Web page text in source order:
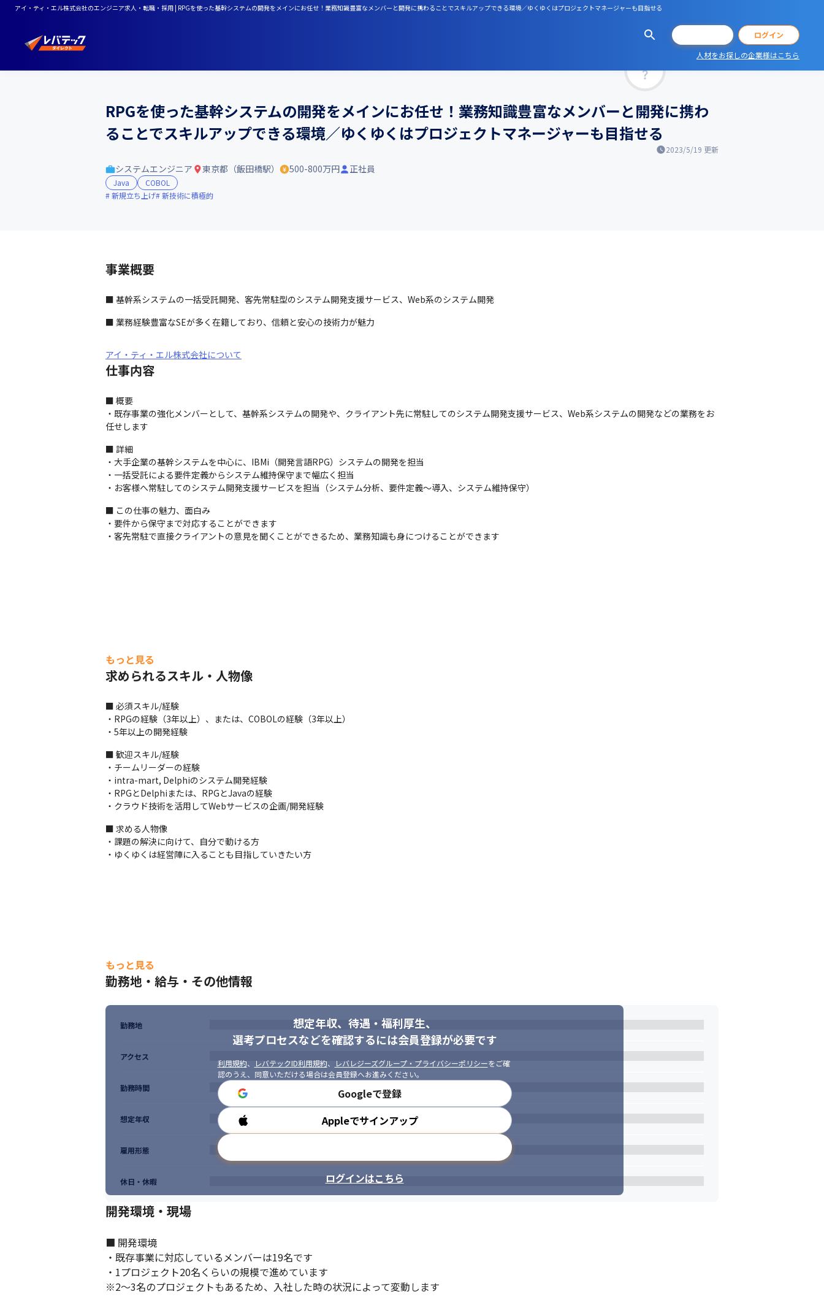
アイ・ティ・エル株式会社のエンジニア求人・転職・採用 | RPGを使った基幹システムの開発をメインにお任せ！業務知識豊富なメンバーと開発に携わることでスキルアップできる環境／ゆくゆくはプロジェクトマネージャーも目指せる
ログイン
人材をお探しの企業様はこちら
RPGを使った基幹システムの開発をメインにお任せ！業務知識豊富なメンバーと開発に携わ
ることでスキルアップできる環境／ゆくゆくはプロジェクトマネージャーも目指せる
2023/5/19 更新
システムエンジニア 東京都（飯田橋駅） 500-800万円 正社員
Java
COBOL
新規立ち上げ 新技術に積極的
事業概要
■ 基幹系システムの一括受託開発、客先常駐型のシステム開発支援サービス、Web系のシステム開発
■ 業務経験豊富なSEが多く在籍しており、信頼と安心の技術力が魅力
アイ・ティ・エル株式会社について
仕事内容
■ 概要
・既存事業の強化メンバーとして、基幹系システムの開発や、クライアント先に常駐してのシステム開発支援サービス、Web系システムの開発などの業務をお
任せします
■ 詳細
・大手企業の基幹システムを中心に、IBMi（開発言語RPG）システムの開発を担当
・⼀括受託による要件定義からシステム維持保守まで幅広く担当
・お客様へ常駐してのシステム開発支援サービスを担当（システム分析、要件定義～導入、システム維持保守）
■ この仕事の魅力、面白み
・要件から保守まで対応することができます
・客先常駐で直接クライアントの意見を聞くことができるため、業務知識も身につけることができます
もっと見る
求められるスキル・人物像
■ 必須スキル/経験
・RPGの経験（3年以上）、または、COBOLの経験（3年以上）
・5年以上の開発経験
■ 歓迎スキル/経験
・チームリーダーの経験
・intra-mart, Delphiのシステム開発経験
・RPGとDelphiまたは、RPGとJavaの経験
・クラウド技術を活用してWebサービスの企画/開発経験
■ 求める人物像
・課題の解決に向けて、自分で動ける方
・ゆくゆくは経営陣に入ることも目指していきたい方
もっと見る
勤務地・給与・その他情報
想定年収、待遇・福利厚生、
選考プロセスなどを確認するには会員登録が必要です
利用規約、 レバテックID利用規約、 レバレジーズグループ・プライバシーポリシーをご確
認のうえ、同意いただける場合は会員登録へお進みください。
Googleで登録
Appleでサインアップ
ログインはこちら
勤務地
アクセス
勤務時間
想定年収
雇用形態
休日・休暇
開発環境・現場
■ 開発環境
・既存事業に対応しているメンバーは19名です
・1プロジェクト20名くらいの規模で進めています
※2～3名のプロジェクトもあるため、入社した時の状況によって変動します